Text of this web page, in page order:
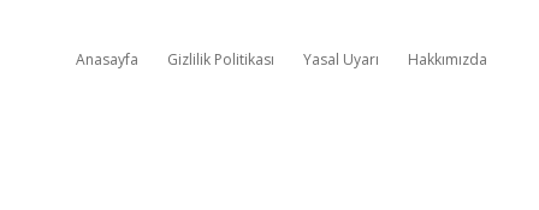
Anasayfa Gizlilik Politikası Yasal Uyarı Hakkımızda